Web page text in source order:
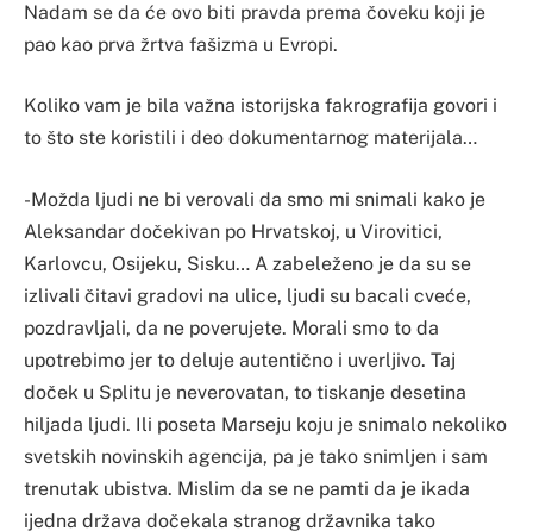
Nadam se da će ovo biti pravda prema čoveku koji je
pao kao prva žrtva fašizma u Evropi.
Koliko vam je bila važna istorijska fakrografija govori i
to što ste koristili i deo dokumentarnog materijala…
-Možda ljudi ne bi verovali da smo mi snimali kako je
Aleksandar dočekivan po Hrvatskoj, u Virovitici,
Karlovcu, Osijeku, Sisku… A zabeleženo je da su se
izlivali čitavi gradovi na ulice, ljudi su bacali cveće,
pozdravljali, da ne poverujete. Morali smo to da
upotrebimo jer to deluje autentično i uverljivo. Taj
doček u Splitu je neverovatan, to tiskanje desetina
hiljada ljudi. Ili poseta Marseju koju je snimalo nekoliko
svetskih novinskih agencija, pa je tako snimljen i sam
trenutak ubistva. Mislim da se ne pamti da je ikada
ijedna država dočekala stranog državnika tako